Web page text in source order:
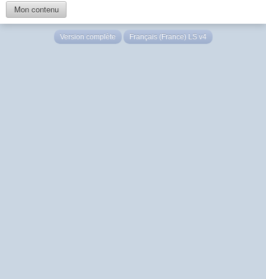
Mon contenu
Version complète Français (France) LS v4